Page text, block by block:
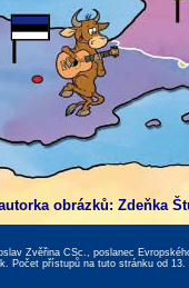
obrázků: Zdeňka
Zvěřina CSc., poslanec
. Počet přístupů na tuto stránku od 13.